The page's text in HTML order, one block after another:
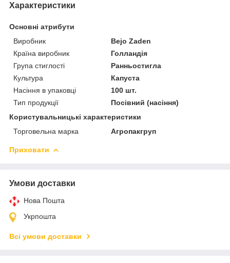
Характеристики
Основні атрибути
Виробник
Bejo Zaden
Країна виробник
Голландія
Група стиглості
Ранньостигла
Культура
Капуста
Насіння в упаковці
100 шт.
Тип продукції
Посівний (насіння)
Користувальницькі характеристики
Торговельна марка
Агропакгруп
Приховати
Умови доставки
Нова Пошта
Укрпошта
Всі умови доставки